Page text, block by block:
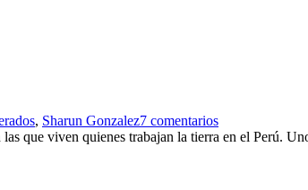
, Sharun Gonzalez7 comentarios
que viven quienes trabajan la tierra en el Perú.